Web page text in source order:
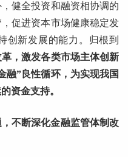
健全投资和融资相协调的
促进资本市场健康稳定发
创新发展的能力。归根到
，激发各类市场主体创新
”良性循环，为实现我国
资金支持。
，不断深化金融监管体制改